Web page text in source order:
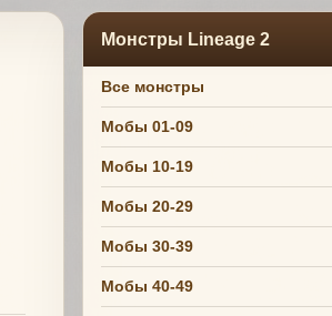
Монстры Lineage 2
Все монстры
Мобы 01-09
Мобы 10-19
Мобы 20-29
Мобы 30-39
Мобы 40-49